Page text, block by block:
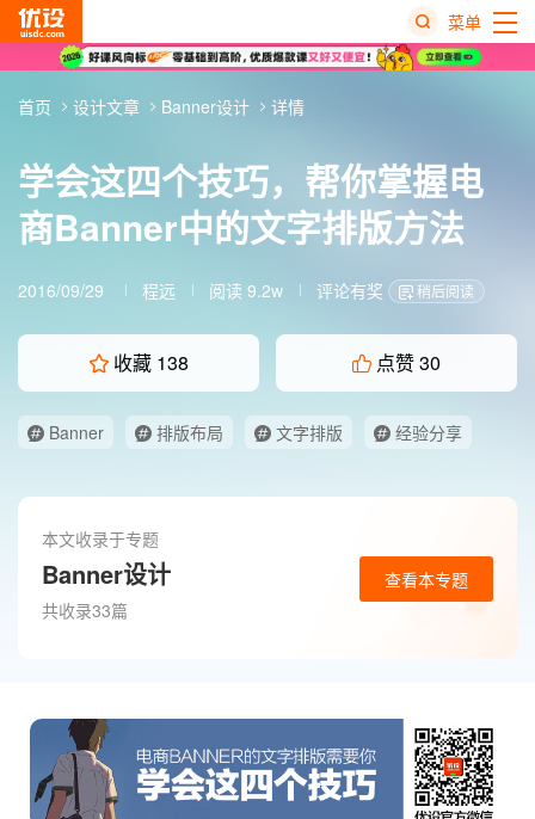
菜单
学会这四个技巧，帮你掌握电
商Banner中的文字排版方法
2016/09/29 程远 阅读 9.2w 评论有奖 稍后阅读
收藏 138 点赞30
Banner 排版布局 文字排版 经验分享
本文收录于专题
Banner设计
共收录33篇
查看本专题
首页 设计文章 Banner设计 详情